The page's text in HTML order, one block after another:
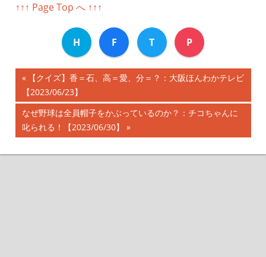
↑↑↑ Page Top へ ↑↑↑
H F T P
投
稿
ナ
ビ
前
の
記
事:
【クイズ】香＝石、高＝愛、分＝？：大阪ほんわかテレビ
【2023/06/23】
次
の
事:
なぜ野球は全員帽子をかぶっているのか？：チコちゃんに
叱られる！【2023/06/30】